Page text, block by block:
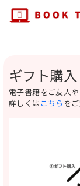
ギフト購
電子書籍をご友人
詳しくは こちら を